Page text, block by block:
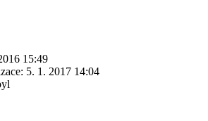
15:49
5. 1. 2017 14:04